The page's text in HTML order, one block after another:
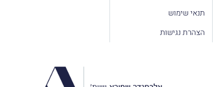
תנאי שימוש
הצהרת נגישות